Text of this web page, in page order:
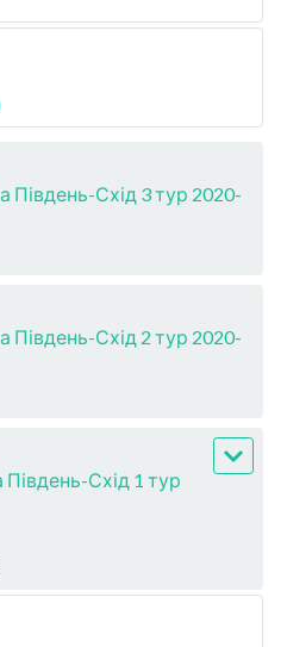
Південь-Схід 3 тур 2020-
Південь-Схід 2 тур 2020-
Південь-Схід 1 тур